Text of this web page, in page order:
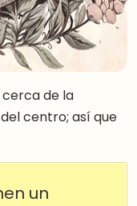
de la
centro; así que
un